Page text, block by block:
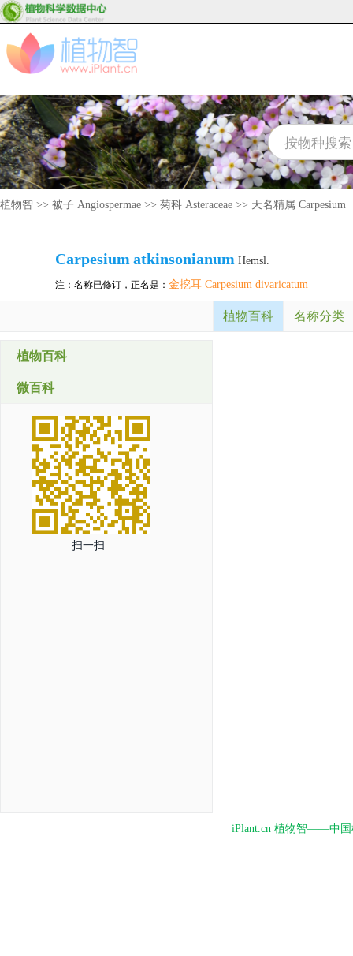
植物智 >> 被子 Angiospermae >> 菊科 Asteraceae >> 天名精属 Carpesium
Carpesium atkinsonianum Hemsl.
注：名称已修订，正名是： 金挖耳 Carpesium divaricatum
植物百科 名称分类
植物百科
微百科
扫一扫
iPlant.cn 植物智——中国